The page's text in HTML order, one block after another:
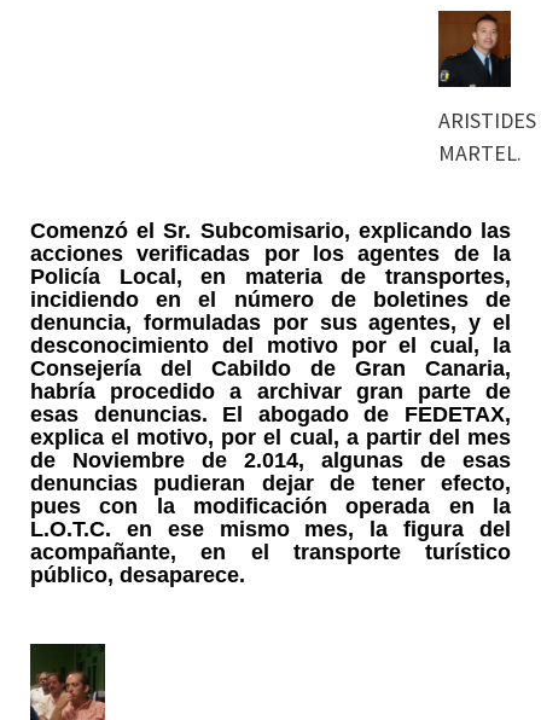
ARISTIDES
MARTEL.
Comenzó el Sr. Subcomisario, explicando las
acciones verificadas por los agentes de la
Policía Local, en materia de transportes,
incidiendo en el número de boletines de
denuncia, formuladas por sus agentes, y el
desconocimiento del motivo por el cual, la
Consejería del Cabildo de Gran Canaria,
habría procedido a archivar gran parte de
esas denuncias. El abogado de FEDETAX,
explica el motivo, por el cual, a partir del mes
de Noviembre de 2.014, algunas de esas
denuncias pudieran dejar de tener efecto,
pues con la modificación operada en la
L.O.T.C. en ese mismo mes, la figura del
acompañante, en el transporte turístico
público, desaparece.